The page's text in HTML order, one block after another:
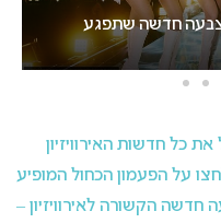
שיטת הצבעה חדשה שתפגע
כל חדשות האירוויזיון
על הפעמון הכחול המופיע
הקשורה לאירוויזיון –